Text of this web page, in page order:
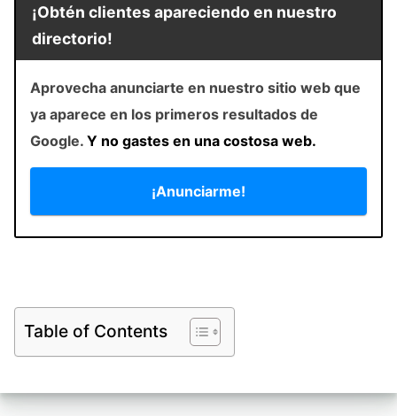
¡Obtén clientes apareciendo en nuestro
directorio!
Aprovecha anunciarte en nuestro sitio web que
ya aparece en los primeros resultados de
Google. Y no gastes en una costosa web.
¡Anunciarme!
Table of Contents